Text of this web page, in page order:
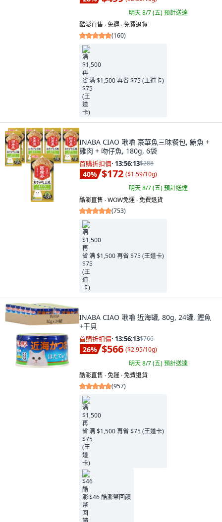
明天 8/7 (五)預計送達
酷澎直售 ∙ 免運 ∙ 免費退貨
(160)
满 $1,500 再省 $75 (王道卡)
INABA CIAO 啾嚕 豪華魚三昧餐包, 鮪魚 +
雞肉 + 吻仔魚, 180g, 6袋
首購折扣價· 13:56:11$288
40% $172 ($1.59/10g)
明天 8/7 (五)預計送達
酷澎直售 ∙ WOW免運 ∙ 免費退貨
(753)
满 $1,500 再省 $75 (王道卡)
INABA CIAO 啾嚕 近海罐, 80g, 24罐, 鰹魚
+干貝
首購折扣價· 13:56:11$766
26% $566 ($2.95/10g)
明天 8/7 (五)預計送達
酷澎直售 ∙ 免運 ∙ 免費退貨
(957)
满 $1,500 再省 $75 (王道卡)
$46 酷澎幣回饋